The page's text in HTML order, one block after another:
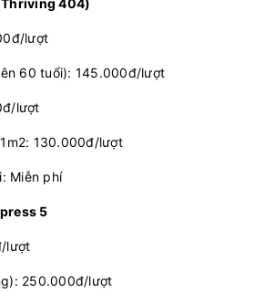
404)
lượt
60 tuổi): 145.000đ/lượt
lượt
130.000đ/lượt
Miễn phí
5
lượt
250.000đ/lượt